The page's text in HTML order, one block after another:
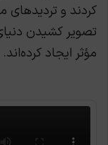
کردند و تردیدهای
تصویر کشیدن
مؤثر ایجاد کرده‌اند.